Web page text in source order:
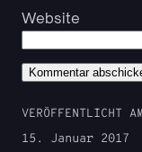
Website
VERÖFFENTLICHT AM
15. Januar 2017